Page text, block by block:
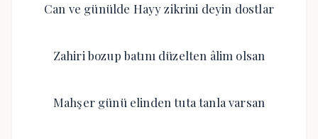
Can ve günülde Hayy zikrini deyin dostlar
Zahiri bozup batını düzelten âlim olsan
Mahşer günü elinden tuta tanla varsan